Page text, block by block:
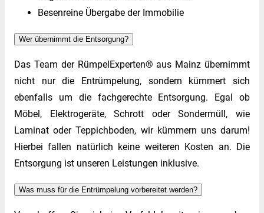
Besenreine Übergabe der Immobilie
Wer übernimmt die Entsorgung?
Das Team der RümpelExperten® aus Mainz übernimmt
nicht nur die Entrümpelung, sondern kümmert sich
ebenfalls um die fachgerechte Entsorgung. Egal ob
Möbel, Elektrogeräte, Schrott oder Sondermüll, wie
Laminat oder Teppichboden, wir kümmern uns darum!
Hierbei fallen natürlich keine weiteren Kosten an. Die
Entsorgung ist unseren Leistungen inklusive.
Was muss für die Entrümpelung vorbereitet werden?